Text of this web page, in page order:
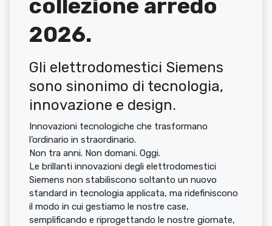
collezione arredo
2026.
Gli elettrodomestici Siemens
sono sinonimo di tecnologia,
innovazione e design.
Innovazioni tecnologiche che trasformano
l’ordinario in straordinario.
Non tra anni. Non domani. Oggi.
Le brillanti innovazioni degli elettrodomestici
Siemens non stabiliscono soltanto un nuovo
standard in tecnologia applicata, ma ridefiniscono
il modo in cui gestiamo le nostre case,
semplificando e riprogettando le nostre giornate,